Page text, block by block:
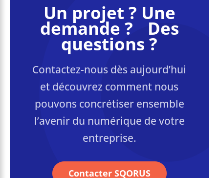
Un projet ? Une
demande ? Des
questions ?
Contactez-nous dès aujourd’hui
et découvrez comment nous
pouvons concrétiser ensemble
l’avenir du numérique de votre
entreprise.
Contacter SQORUS